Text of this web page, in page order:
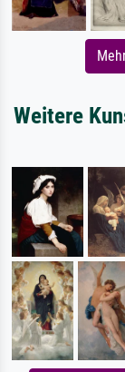
Weitere